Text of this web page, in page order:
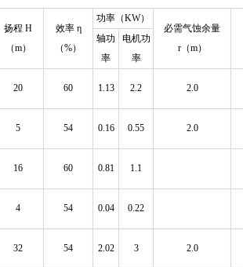
扬程 H
（m）
效率 η
（%）
功率（KW）
必需气蚀余量
r（m）
轴功
率
电机功
率
20 60 1.13 2.2 2.0
5 54 0.16 0.55 2.0
16 60 0.81 1.1
4 54 0.04 0.22
32 54 2.02 3 2.0